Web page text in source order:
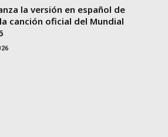
la versión en español de
la canción oficial del Mundial